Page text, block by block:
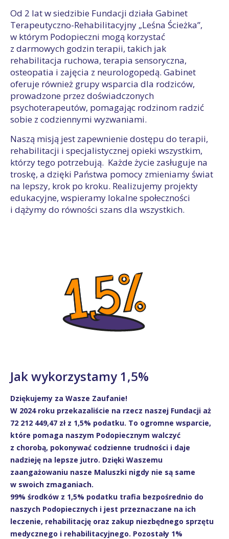
Od 2 lat w siedzibie Fundacji działa Gabinet
Terapeutyczno-Rehabilitacyjny „Leśna Ścieżka”,
w którym Podopieczni mogą korzystać
z darmowych godzin terapii, takich jak
rehabilitacja ruchowa, terapia sensoryczna,
osteopatia i zajęcia z neurologopedą. Gabinet
oferuje również grupy wsparcia dla rodziców,
prowadzone przez doświadczonych
psychoterapeutów, pomagając rodzinom radzić
sobie z codziennymi wyzwaniami.
Naszą misją jest zapewnienie dostępu do terapii,
rehabilitacji i specjalistycznej opieki wszystkim,
którzy tego potrzebują. Każde życie zasługuje na
troskę, a dzięki Państwa pomocy zmieniamy świat
na lepszy, krok po kroku. Realizujemy projekty
edukacyjne, wspieramy lokalne społeczności
i dążymy do równości szans dla wszystkich.
Jak wykorzystamy 1,5%
Dziękujemy za Wasze Zaufanie!
W 2024 roku przekazaliście na rzecz naszej Fundacji aż
72 212 449,47 zł z 1,5% podatku. To ogromne wsparcie,
które pomaga naszym Podopiecznym walczyć
z chorobą, pokonywać codzienne trudności i daje
nadzieję na lepsze jutro. Dzięki Waszemu
zaangażowaniu nasze Maluszki nigdy nie są same
w swoich zmaganiach.
99% środków z 1,5% podatku trafia bezpośrednio do
naszych Podopiecznych i jest przeznaczane na ich
leczenie, rehabilitację oraz zakup niezbędnego sprzętu
medycznego i rehabilitacyjnego. Pozostały 1%